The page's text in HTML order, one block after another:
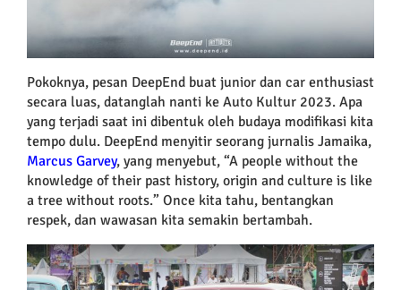
Pokoknya, pesan DeepEnd buat junior dan car enthusiast
secara luas, datanglah nanti ke Auto Kultur 2023. Apa
yang terjadi saat ini dibentuk oleh budaya modifikasi kita
tempo dulu. DeepEnd menyitir seorang jurnalis Jamaika,
Marcus Garvey, yang menyebut, “A people without the
knowledge of their past history, origin and culture is like
a tree without roots.” Once kita tahu, bentangkan
respek, dan wawasan kita semakin bertambah.